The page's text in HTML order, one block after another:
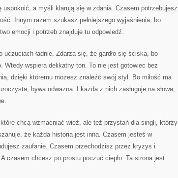
uspokoić, a myśli klarują się w zdania. Czasem potrzebujesz
Innym razem szukasz pełniejszego wyjaśnienia, bo
emocji i potrzeb znajduje tu odpowiedź.
uczuciach ładnie. Zdarza się, że gardło się ściska, bo
Wtedy wspiera delikatny ton. To nie jest gotowiec bez
dzięki któremu możesz znaleźć swój styl. Bo miłość ma
bywa odważna. I każda z nich zasługuje na słowa,
chcą wzmacniać więź, ale też przystań dla singli, którzy
że każda historia jest inna. Czasem jesteś w
zaufanie. Czasem przechodzisz przez kryzys i
czasem chcesz po prostu poczuć ciepło. Ta strona jest